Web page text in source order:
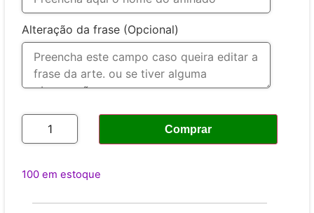
Alteração da frase (Opcional)
Comprar
100 em estoque